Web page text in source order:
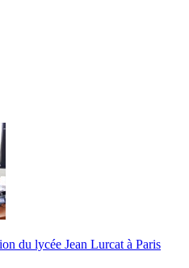
du lycée Jean Lurcat à Paris